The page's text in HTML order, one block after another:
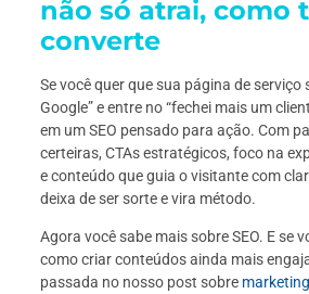
não só atrai, como
converte
Se você quer que sua página de serviço
Google” e entre no “fechei mais um
em um SEO pensado para ação. Com
certeiras, CTAs estratégicos, foco na
e conteúdo que guia o visitante com
deixa de ser sorte e vira método.
Agora você sabe mais sobre SEO. E se
como criar conteúdos ainda mais
passada no nosso post sobre